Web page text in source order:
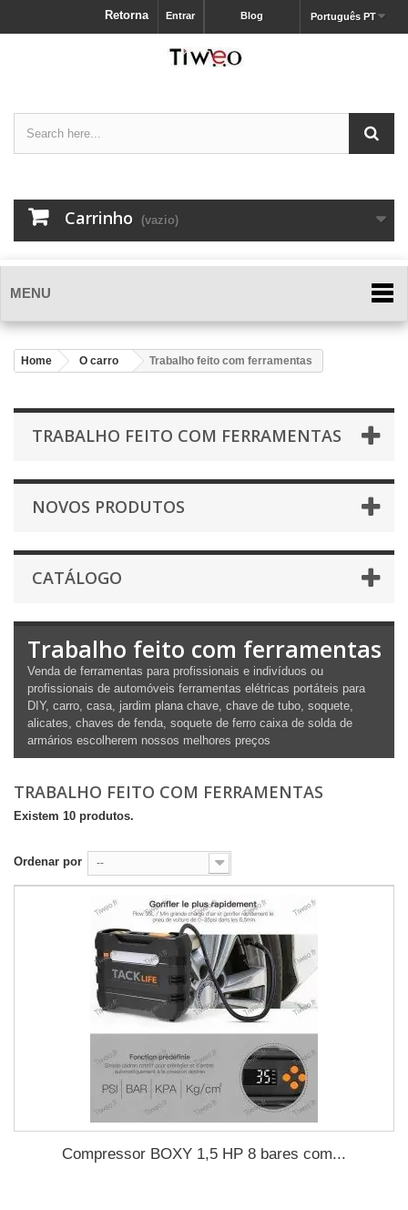
Português PT
Blog
Entrar
Retorna
Carrinho (vazio)
MENU
Home O carro Trabalho feito com ferramentas
TRABALHO FEITO COM FERRAMENTAS
NOVOS PRODUTOS
CATÁLOGO
Trabalho feito com ferramentas
Venda de ferramentas para profissionais e indivíduos ou
profissionais de automóveis ferramentas elétricas portáteis para
DIY, carro, casa, jardim plana chave, chave de tubo, soquete,
alicates, chaves de fenda, soquete de ferro caixa de solda de
armários escolherem nossos melhores preços
TRABALHO FEITO COM FERRAMENTAS
Existem 10 produtos.
Ordenar por --
Compressor BOXY 1,5 HP 8 bares com...